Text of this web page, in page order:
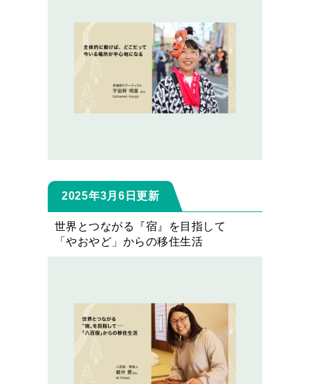
2025年3月6日更新
世界とつながる『宿』を目指して
「やおやど」からの移住生活